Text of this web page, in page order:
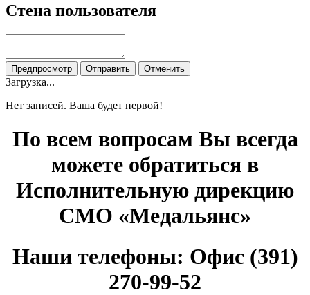
Стена пользователя
Загрузка...
Нет записей. Ваша будет первой!
По всем вопросам Вы всегда
можете обратиться в
Исполнительную дирекцию
СМО «Медальянс»
Наши телефоны: Офис (391)
270-99-52